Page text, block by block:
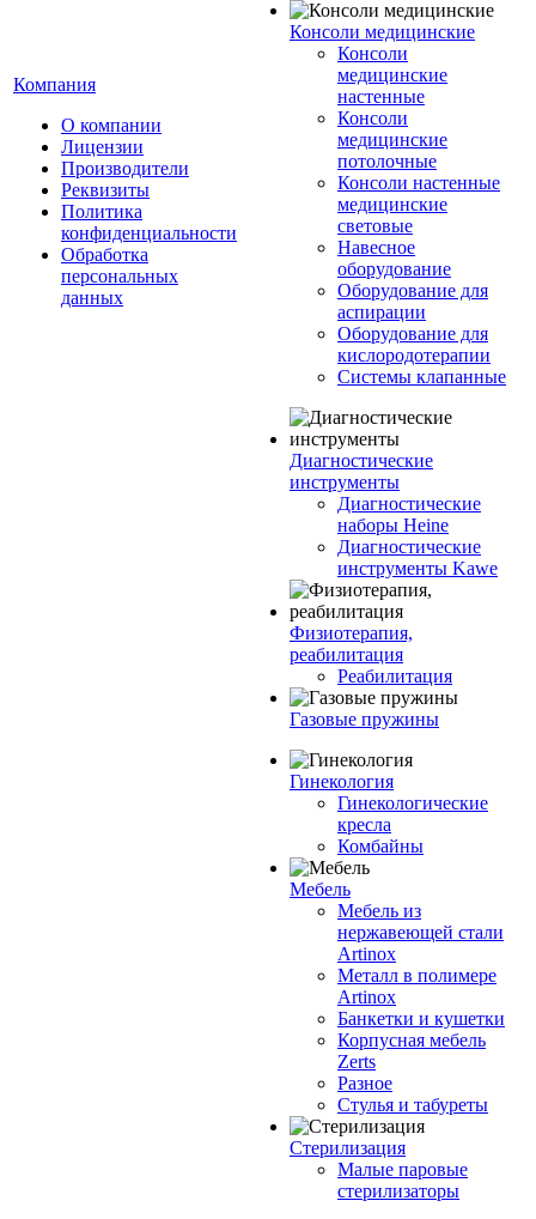
Компания
О компании
Лицензии
Производители
Реквизиты
Политика
конфиденциальности
Обработка
персональных
данных
Консоли медицинские
Консоли
медицинские
настенные
Консоли
медицинские
потолочные
Консоли настенные
медицинские
световые
Навесное
оборудование
Оборудование для
аспирации
Оборудование для
кислородотерапии
Системы клапанные
Диагностические
инструменты
Диагностические
наборы Heine
Диагностические
инструменты Kawe
Физиотерапия,
реабилитация
Реабилитация
Газовые пружины
Гинекология
Гинекологические
кресла
Комбайны
Мебель
Мебель из
нержавеющей стали
Artinox
Металл в полимере
Artinox
Банкетки и кушетки
Корпусная мебель
Zerts
Разное
Стулья и табуреты
Стерилизация
Малые паровые
стерилизаторы